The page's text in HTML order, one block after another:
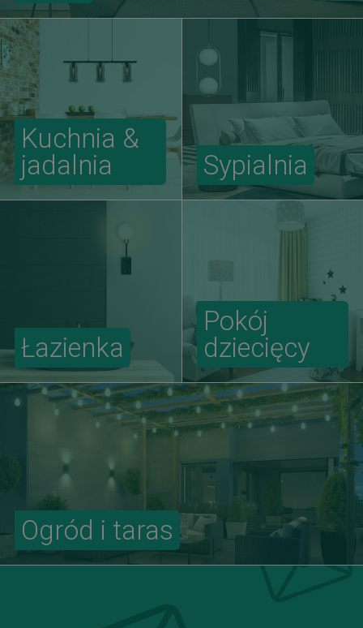
Kuchnia &
jadalnia
Sypialnia
Ogród i taras
Łazienka
Pokój
dziecięcy